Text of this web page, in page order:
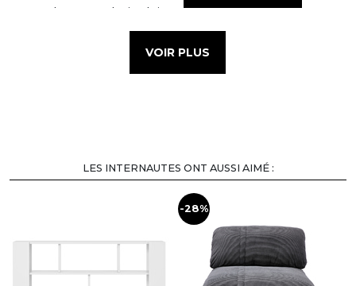
VOIR PLUS
LES INTERNAUTES ONT AUSSI AIMÉ :
-28%